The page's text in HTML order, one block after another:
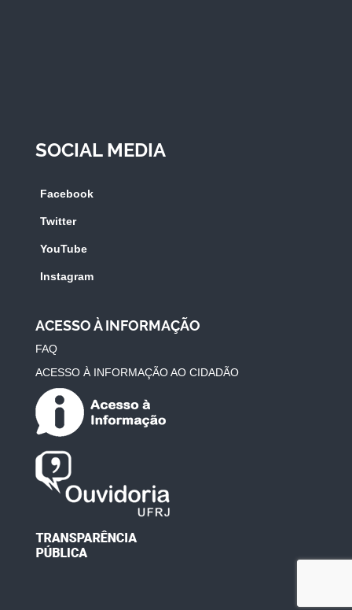
SOCIAL MEDIA
Facebook
Twitter
YouTube
Instagram
ACESSO À INFORMAÇÃO
FAQ
ACESSO À INFORMAÇÃO AO CIDADÃO